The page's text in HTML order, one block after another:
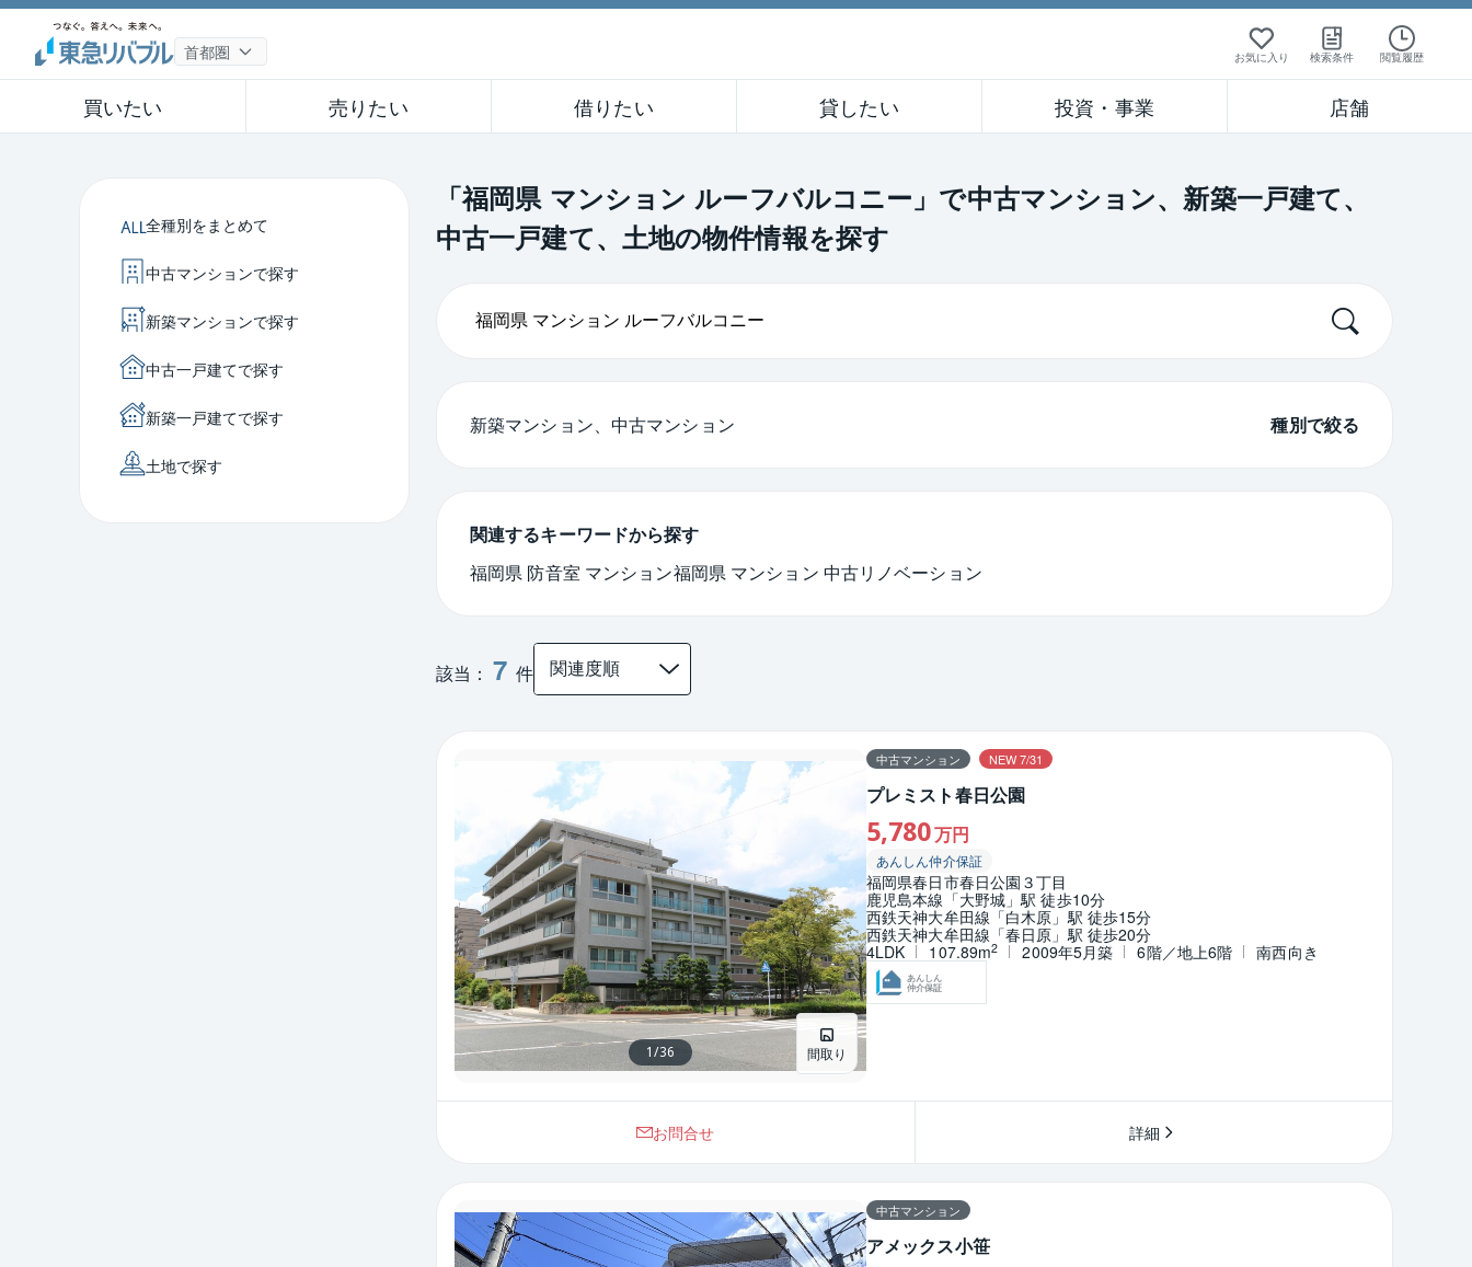
お気に入り 検索条件 閲覧履歴
買いたい 売りたい 借りたい 貸したい 投資・事業 店舗
「福岡県 マンション ルーフバルコニー」で中古マンション、新築一戸建て、
中古一戸建て、土地の物件情報を探す
新築マンション、中古マンション 種別で絞る
関連するキーワードから探す
福岡県 防音室 マンション福岡県 マンション 中古リノベーション
該当： 7 件
間取り
1/36
中古マンション NEW 7/31
プレミスト春日公園
5,780万円
あんしん仲介保証
福岡県春日市春日公園３丁目
鹿児島本線「大野城」駅 徒歩10分
西鉄天神大牟田線「白木原」駅 徒歩15分
西鉄天神大牟田線「春日原」駅 徒歩20分
4LDK
107.89m2 2009年5月築 6階／地上6階 南西向き
あんしん
仲介保証
お問合せ 詳細
中古マンション
アメックス小笹
全種別をまとめて
中古マンションで探す
新築マンションで探す
中古一戸建てで探す
新築一戸建てで探す
土地で探す